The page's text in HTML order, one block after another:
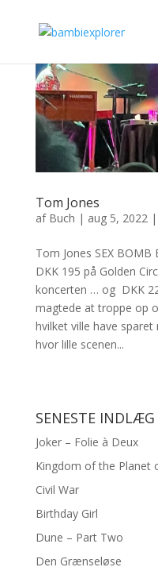
Tom Jones
af Buch | aug 5, 2022|
Tom Jones SEX BOMB
DKK 195 på Golden
koncerten … og DKK
magtede at troppe op
hvilket ville have
hvor lille scenen...
SENESTE INDLÆG
Joker – Folie à Deux
Kingdom of the Planet
Civil War
Birthday Girl
Dune – Part Two
Den Grænseløse